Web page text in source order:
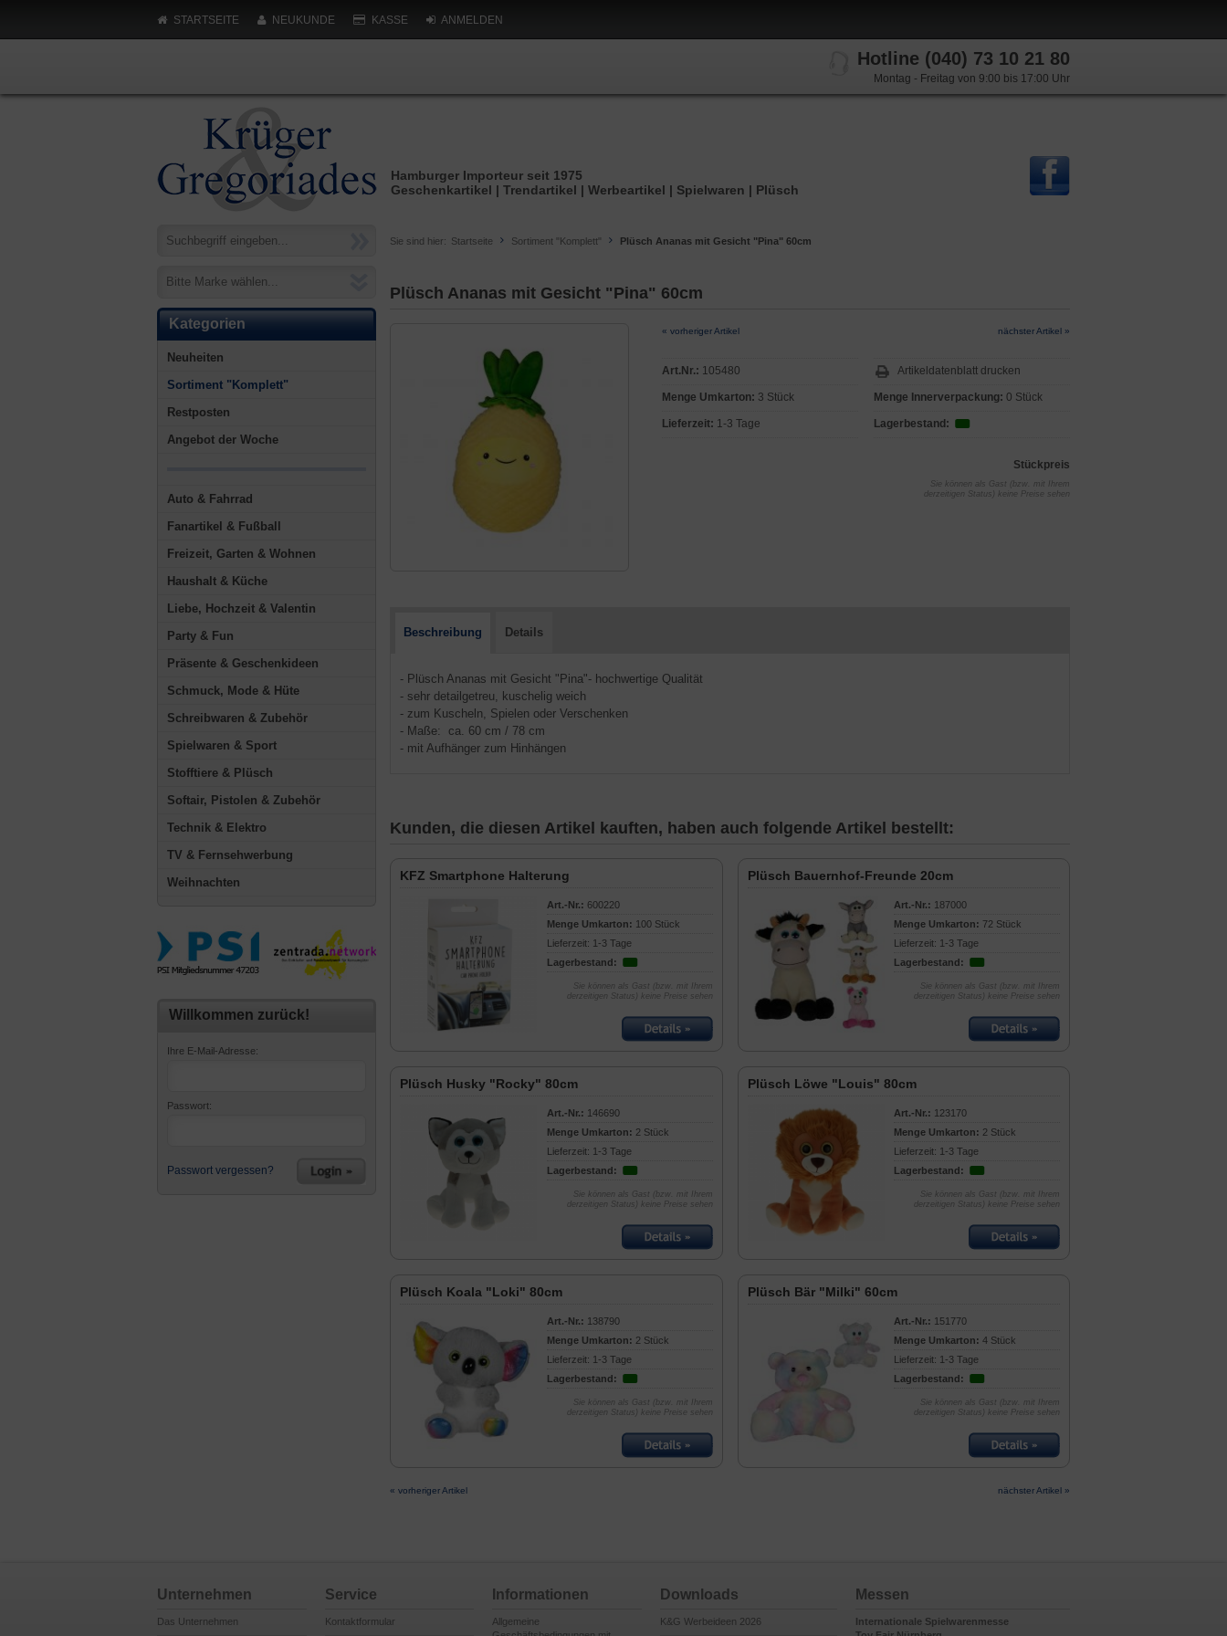
STARTSEITE NEUKUNDE KASSE ANMELDEN
Hotline (040) 73 10 21 80
Montag - Freitag von 9:00 bis 17:00 Uhr
Hamburger Importeur seit 1975
Geschenkartikel | Trendartikel | Werbeartikel | Spielwaren | Plüsch
Bitte Marke wählen...
Kategorien
Neuheiten
Sortiment "Komplett"
Restposten
Angebot der Woche
Auto & Fahrrad
Fanartikel & Fußball
Freizeit, Garten & Wohnen
Haushalt & Küche
Liebe, Hochzeit & Valentin
Party & Fun
Präsente & Geschenkideen
Schmuck, Mode & Hüte
Schreibwaren & Zubehör
Spielwaren & Sport
Stofftiere & Plüsch
Softair, Pistolen & Zubehör
Technik & Elektro
TV & Fernsehwerbung
Weihnachten
Willkommen zurück!
Ihre E-Mail-Adresse:
Passwort:
Passwort vergessen?
Sie sind hier: Startseite Sortiment "Komplett" Plüsch Ananas mit Gesicht "Pina" 60cm
Plüsch Ananas mit Gesicht "Pina" 60cm
« vorheriger Artikel nächster Artikel »
Art.Nr.: 105480
Menge Umkarton: 3 Stück
Lieferzeit: 1-3 Tage
Artikeldatenblatt drucken
Menge Innerverpackung: 0 Stück
Lagerbestand:
Stückpreis
Sie können als Gast (bzw. mit Ihrem
derzeitigen Status) keine Preise sehen
Beschreibung Details
- Plüsch Ananas mit Gesicht "Pina"- hochwertige Qualität
- sehr detailgetreu, kuschelig weich
- zum Kuscheln, Spielen oder Verschenken
- Maße: ca. 60 cm / 78 cm
- mit Aufhänger zum Hinhängen
Kunden, die diesen Artikel kauften, haben auch folgende Artikel bestellt:
KFZ Smartphone Halterung
Art.-Nr.: 600220
Menge Umkarton: 100 Stück
Lieferzeit: 1-3 Tage
Lagerbestand:
Sie können als Gast (bzw. mit Ihrem
derzeitigen Status) keine Preise sehen
Plüsch Bauernhof-Freunde 20cm
Art.-Nr.: 187000
Menge Umkarton: 72 Stück
Lieferzeit: 1-3 Tage
Lagerbestand:
Sie können als Gast (bzw. mit Ihrem
derzeitigen Status) keine Preise sehen
Plüsch Husky "Rocky" 80cm
Art.-Nr.: 146690
Menge Umkarton: 2 Stück
Lieferzeit: 1-3 Tage
Lagerbestand:
Sie können als Gast (bzw. mit Ihrem
derzeitigen Status) keine Preise sehen
Plüsch Löwe "Louis" 80cm
Art.-Nr.: 123170
Menge Umkarton: 2 Stück
Lieferzeit: 1-3 Tage
Lagerbestand:
Sie können als Gast (bzw. mit Ihrem
derzeitigen Status) keine Preise sehen
Plüsch Koala "Loki" 80cm
Art.-Nr.: 138790
Menge Umkarton: 2 Stück
Lieferzeit: 1-3 Tage
Lagerbestand:
Sie können als Gast (bzw. mit Ihrem
derzeitigen Status) keine Preise sehen
Plüsch Bär "Milki" 60cm
Art.-Nr.: 151770
Menge Umkarton: 4 Stück
Lieferzeit: 1-3 Tage
Lagerbestand:
Sie können als Gast (bzw. mit Ihrem
derzeitigen Status) keine Preise sehen
« vorheriger Artikel nächster Artikel »
Unternehmen
Das Unternehmen
Service
Kontaktformular
Informationen
Allgemeine
Downloads
K&G Werbeideen 2026
Messen
Internationale Spielwarenmesse